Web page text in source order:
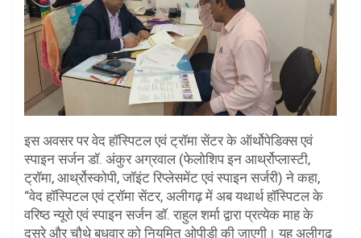
इस अवसर पर वेद हॉस्पिटल एवं ट्रॉमा सेंटर के ऑर्थोपेडिक्स एवं
स्पाइन सर्जन डॉ. अंकुर अग्रवाल (फेलोशिप इन आर्थ्रोप्लास्टी,
ट्रॉमा, आर्थ्रोस्कोपी, जॉइंट रिप्लेसमेंट एवं स्पाइन सर्जरी) ने कहा,
“वेद हॉस्पिटल एवं ट्रॉमा सेंटर, अलीगढ़ में अब यथार्थ हॉस्पिटल के
वरिष्ठ न्यूरो एवं स्पाइन सर्जन डॉ. राहुल शर्मा द्वारा प्रत्येक माह के
दूसरे और चौथे बुधवार को नियमित ओपीडी की जाएगी। यह अलीगढ़